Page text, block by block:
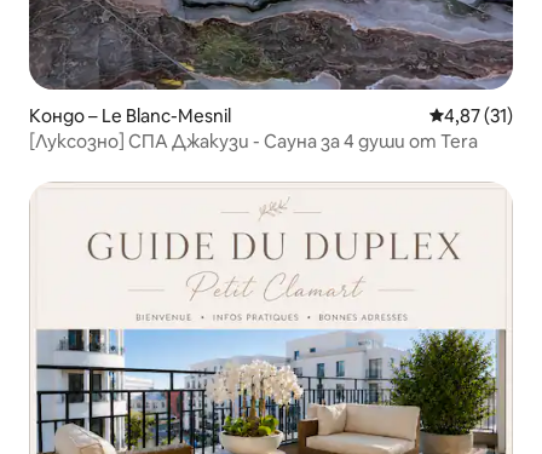
Кондо – Le Blanc-Mesnil Средна
4,87 (31)
[Луксозно] СПА Джакузи - Сауна за 4 души от Tera